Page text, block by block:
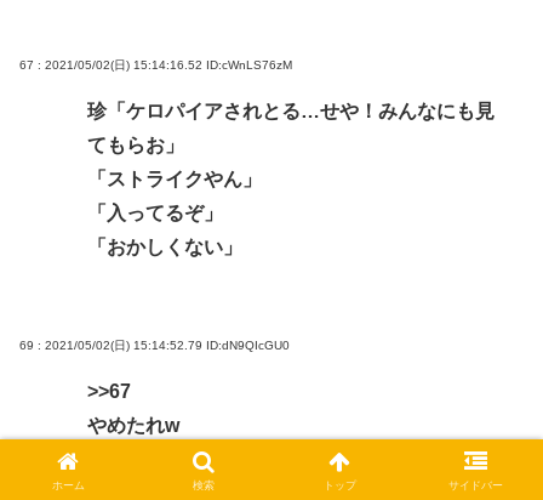
67 : 2021/05/02(日) 15:14:16.52 ID:cWnLS76zM
珍「ケロパイアされとる…せや！みんなにも見
てもらお」
「ストライクやん」
「入ってるぞ」
「おかしくない」
69 : 2021/05/02(日) 15:14:52.79 ID:dN9QIcGU0
>>67
やめたれw
ホーム 検索 トップ サイドバー